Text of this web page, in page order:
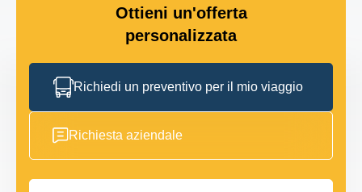
Ottieni un'offerta
personalizzata
Richiedi un preventivo per il mio viaggio
Richiesta aziendale
Nome completo